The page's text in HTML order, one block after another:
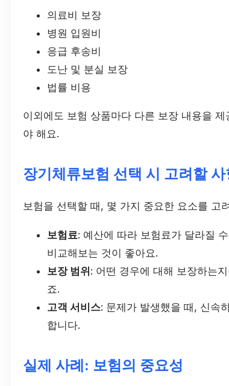
의료비 보장
병원 입원비
응급 후송비
도난 및 분실 보장
법률 비용
이외에도 보험 상품마다 다른 보장 내용을
야 해요.
장기체류보험 선택 시 고려할 사
보험을 선택할 때, 몇 가지 중요한 요소를 고
보험료: 예산에 따라 보험료가 달라질
비교해보는 것이 좋아요.
보장 범위: 어떤 경우에 대해 보장하는
죠.
고객 서비스: 문제가 발생했을 때, 신속
합니다.
실제 사례: 보험의 중요성